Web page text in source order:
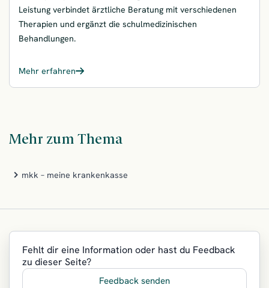
Leistung verbindet ärztliche Beratung mit verschiedenen
Therapien und ergänzt die schulmedizinischen
Behandlungen.
Mehr erfahren
– Anthroposophie bei deiner Krankenkasse
Mehr zum Thema
mkk – meine krankenkasse
Fehlt dir eine Information oder hast du Feedback
zu dieser Seite?
Feedback senden